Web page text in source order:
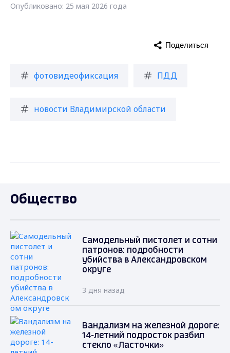
Опубликовано: 25 мая 2026 года
фотовидеофиксация ПДД
новости Владимирской области
Поделиться
Общество
Самодельный пистолет и сотни
патронов: подробности
убийства в Александровском
округе
3 дня назад
Вандализм на железной дороге:
14-летний подросток разбил
стекло «Ласточки»